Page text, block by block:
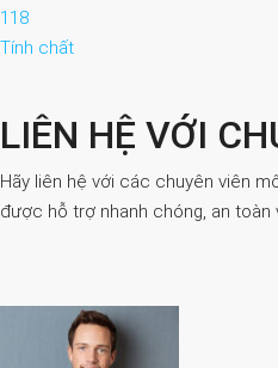
118
Tính chất
LIÊN HỆ VỚI
Hãy liên hệ với các chuyên viên
được hỗ trợ nhanh chóng, an toàn